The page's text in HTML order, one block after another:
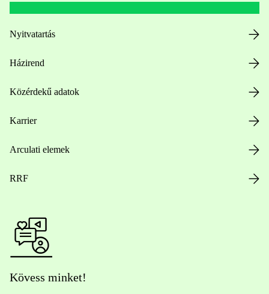
Nyitvatartás
Házirend
Közérdekű adatok
Karrier
Arculati elemek
RRF
Kövess minket!